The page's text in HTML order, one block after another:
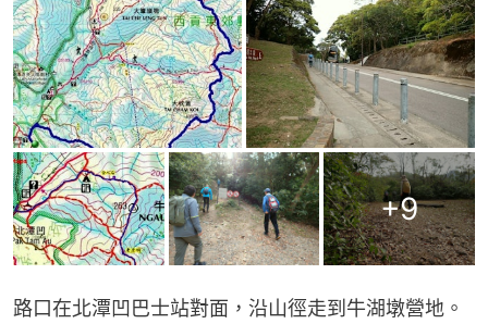
+9
路口在北潭凹巴士站對面，沿山徑走到牛湖墩營地。